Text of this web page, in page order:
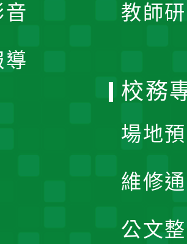
教師
音
導
校務
場地
維修
公文